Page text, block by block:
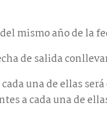
mismo año de la
de salida
una de ellas
a cada una de